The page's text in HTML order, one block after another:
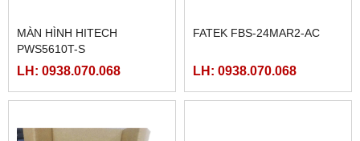
MÀN HÌNH HITECH
PWS5610T-S
LH: 0938.070.068
FATEK FBS-24MAR2-AC
LH: 0938.070.068